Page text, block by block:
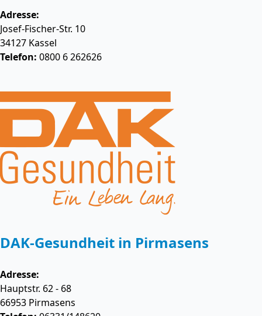
Adresse:
Josef-Fischer-Str. 10
34127 Kassel
Telefon: 0800 6 262626
DAK-Gesundheit in Pirmasens
Adresse:
Hauptstr. 62 - 68
66953 Pirmasens